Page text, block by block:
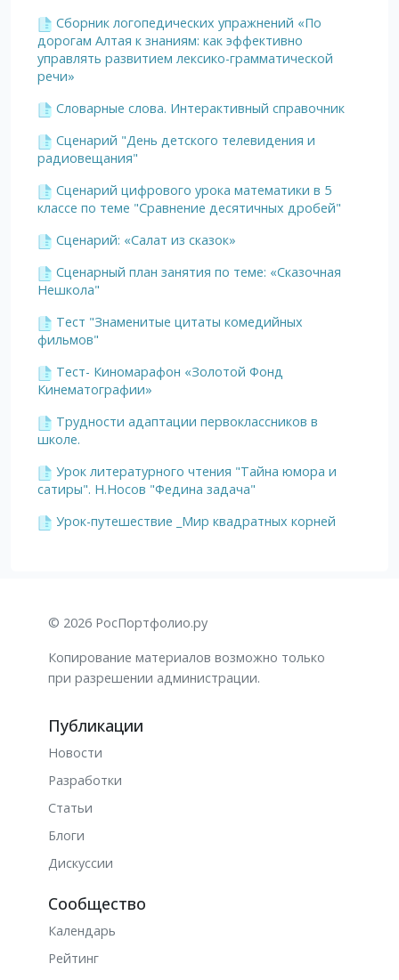
Сборник логопедических упражнений «По
дорогам Алтая к знаниям: как эффективно
управлять развитием лексико-грамматической
речи»
Словарные слова. Интерактивный справочник
Сценарий "День детского телевидения и
радиовещания"
Сценарий цифрового урока математики в 5
классе по теме "Сравнение десятичных дробей"
Сценарий: «Салат из сказок»
Сценарный план занятия по теме: «Сказочная
Нешкола"
Тест "Знаменитые цитаты комедийных
фильмов"
Тест- Киномарафон «Золотой Фонд
Кинематографии»
Трудности адаптации первоклассников в
школе.
Урок литературного чтения "Тайна юмора и
сатиры". Н.Носов "Федина задача"
Урок-путешествие _Мир квадратных корней
© 2026 РосПортфолио.ру
Копирование материалов возможно только
при разрешении администрации.
Публикации
Новости
Разработки
Статьи
Блоги
Дискуссии
Сообщество
Календарь
Рейтинг